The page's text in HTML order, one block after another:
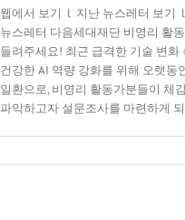
웹에서 보기 l 지난 뉴스레터 보기
뉴스레터 다음세대재단 비영리 활
들려주세요! 최근 급격한 기술 변화
건강한 AI 역량 강화를 위해 오랫동
일환으로, 비영리 활동가분들이 체
파악하고자 설문조사를 마련하게